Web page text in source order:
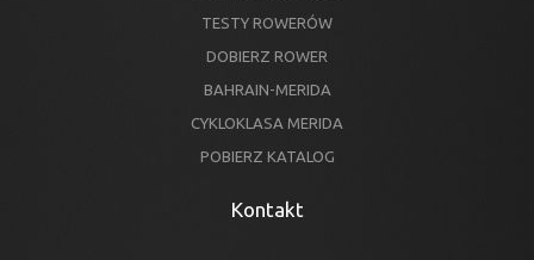
TESTY ROWERÓW
DOBIERZ ROWER
BAHRAIN-MERIDA
CYKLOKLASA MERIDA
POBIERZ KATALOG
Kontakt